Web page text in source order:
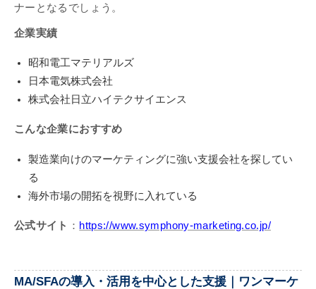
ナーとなるでしょう。
企業実績
昭和電工マテリアルズ
日本電気株式会社
株式会社日立ハイテクサイエンス
こんな企業におすすめ
製造業向けのマーケティングに強い支援会社を探してい
る
海外市場の開拓を視野に入れている
公式サイト ： https://www.symphony-marketing.co.jp/
MA/SFAの導入・活用を中心とした支援｜ワンマーケ